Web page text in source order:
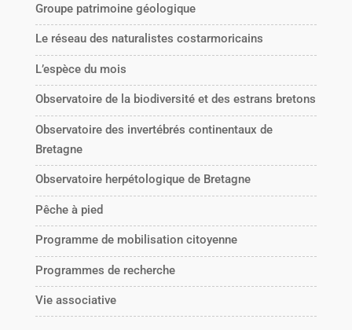
Groupe patrimoine géologique
Le réseau des naturalistes costarmoricains
L’espèce du mois
Observatoire de la biodiversité et des estrans bretons
Observatoire des invertébrés continentaux de
Bretagne
Observatoire herpétologique de Bretagne
Pêche à pied
Programme de mobilisation citoyenne
Programmes de recherche
Vie associative